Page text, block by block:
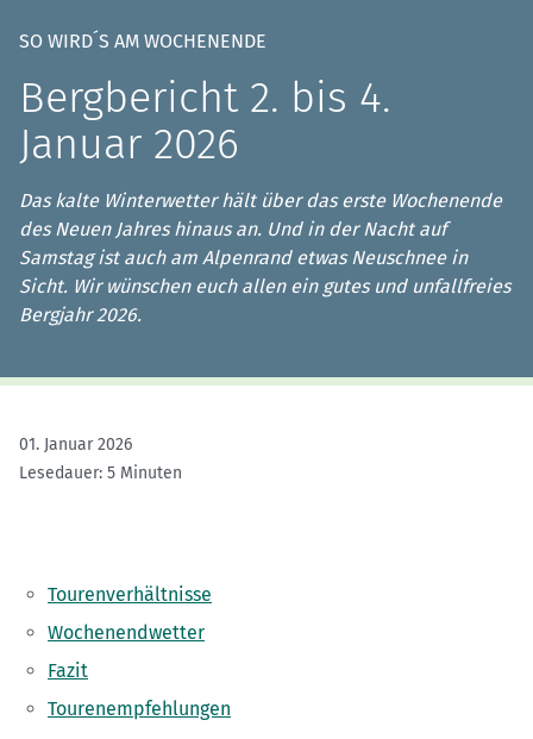
SO WIRD´S AM WOCHENENDE
Bergbericht 2. bis 4.
Januar 2026
Das kalte Winterwetter hält über das erste Wochenende
des Neuen Jahres hinaus an. Und in der Nacht auf
Samstag ist auch am Alpenrand etwas Neuschnee in
Sicht. Wir wünschen euch allen ein gutes und unfallfreies
Bergjahr 2026.
01. Januar 2026
Lesedauer: 5 Minuten
Tourenverhältnisse
Wochenendwetter
Fazit
Tourenempfehlungen